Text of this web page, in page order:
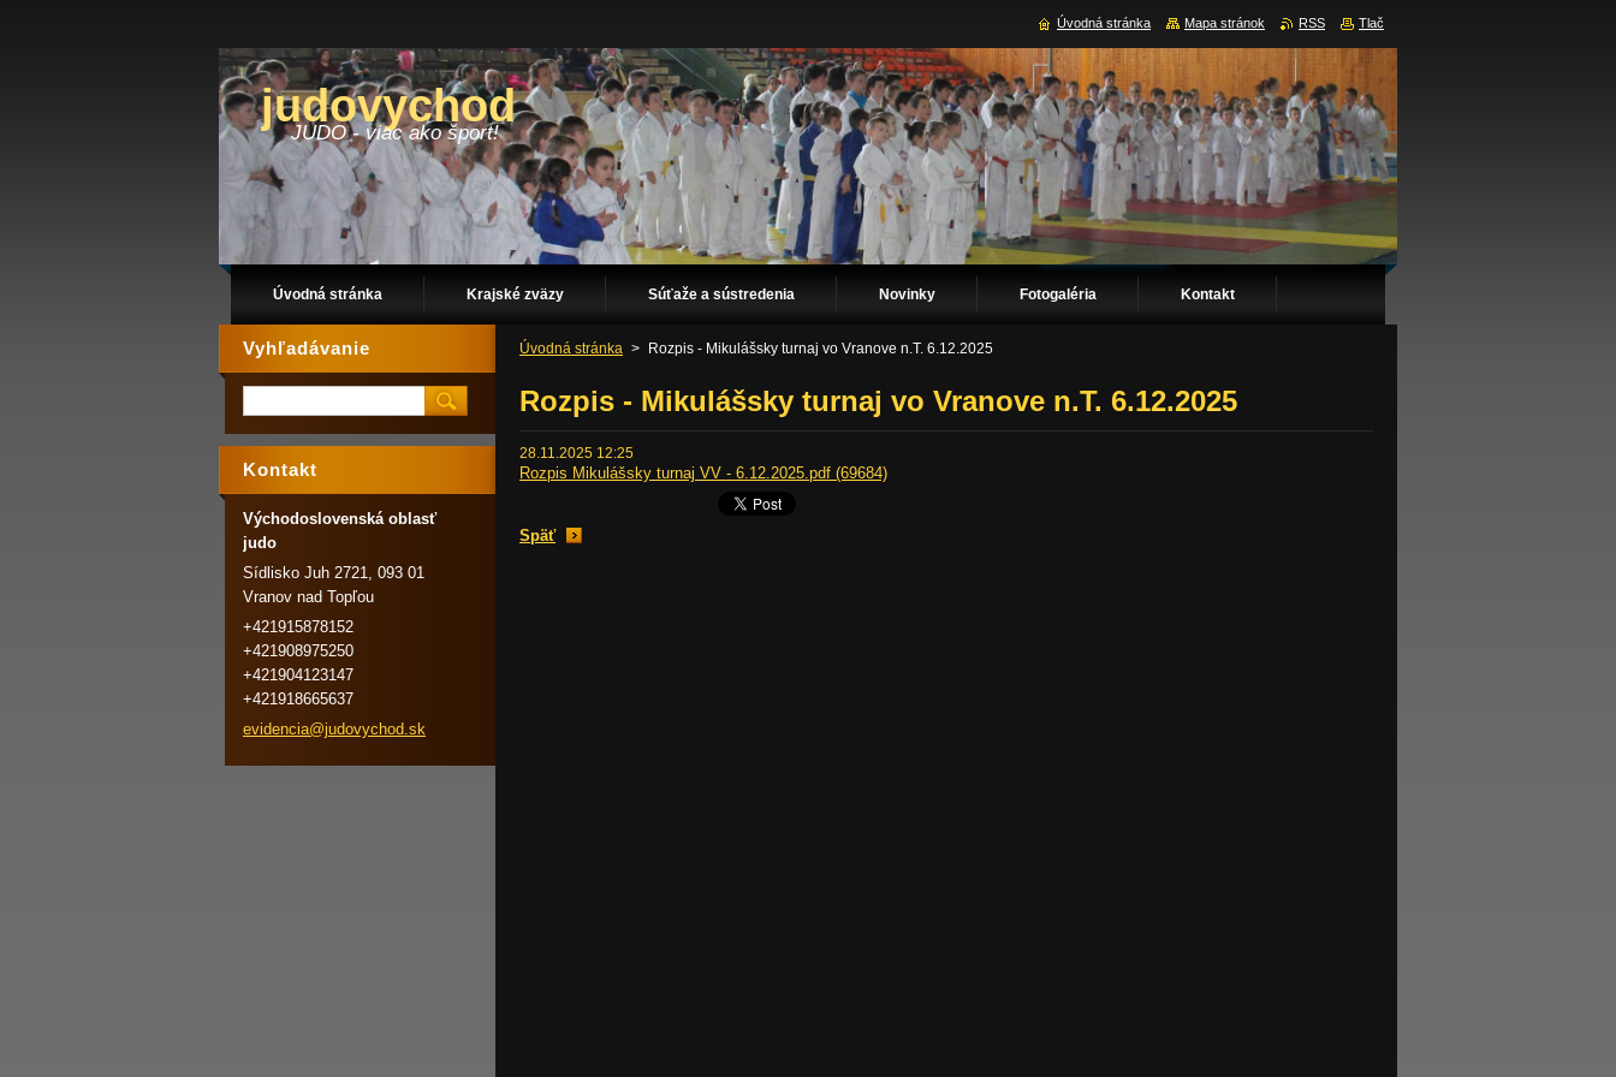
judovychod
JUDO - viac ako šport!
Úvodná stránka Krajské zväzy Súťaže a sústredenia Novinky Fotogaléria Kontakt
Úvodná stránka > Rozpis - Mikulášsky turnaj vo Vranove n.T. 6.12.2025
Rozpis - Mikulášsky turnaj vo Vranove n.T. 6.12.2025
28.11.2025 12:25
Rozpis Mikulášsky turnaj VV - 6.12.2025.pdf (69684)
Späť
Vyhľadávanie
Kontakt
Východoslovenská oblasť
judo
Sídlisko Juh 2721, 093 01
Vranov nad Topľou
+421915878152
+421908975250
+421904123147
+421918665637
evidencia@judovychod.sk
Úvodná stránka Mapa stránok RSS Tlač